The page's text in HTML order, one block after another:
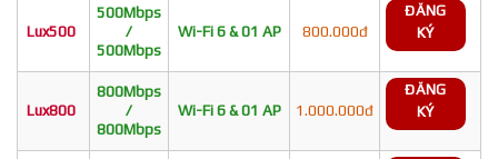
Lux500
500Mbps
/
500Mbps
Wi-Fi 6 & 01 AP 800.000đ
ĐĂNG
KÝ
Lux800
800Mbps
/
800Mbps
Wi-Fi 6 & 01 AP 1.000.000đ
ĐĂNG
KÝ